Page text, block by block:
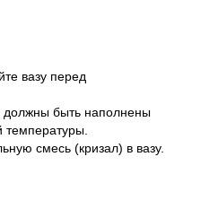
вазу перед
быть наполнены
температуры.
смесь (кризал) в вазу.